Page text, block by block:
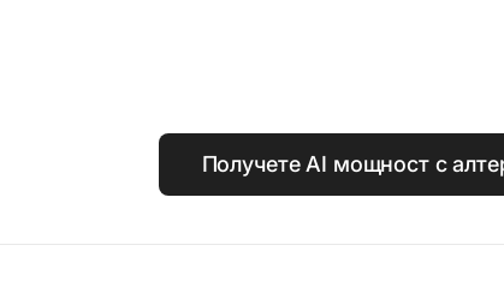
Получете AI мощност с